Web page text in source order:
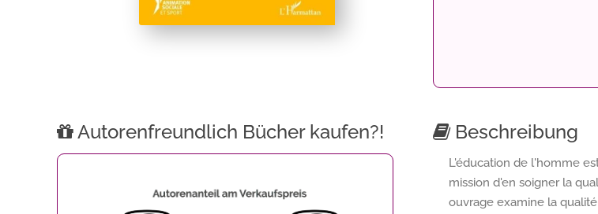
Autorenfreundlich Bücher kaufen?! Beschreibung
L'éducation de l'homme
mission d'en soigner la
ouvrage examine la